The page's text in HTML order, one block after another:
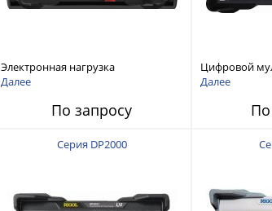
Электронная нагрузка
постоянного тока, одноканальная,
Далее
По запросу
Цифровой
разрядностью
Далее
По
Серия DP2000